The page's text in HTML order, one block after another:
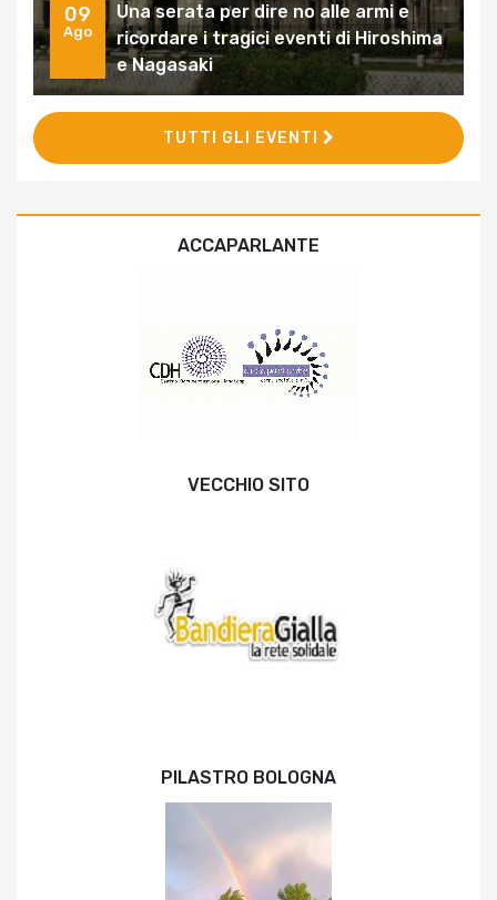
09
Ago
Una serata per dire no alle armi e
ricordare i tragici eventi di Hiroshima
e Nagasaki
TUTTI GLI EVENTI
ACCAPARLANTE
VECCHIO SITO
PILASTRO BOLOGNA